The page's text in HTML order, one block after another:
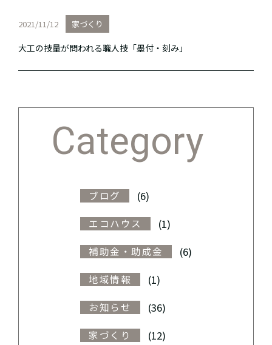
2021/11/12 家づくり
大工の技量が問われる職人技「墨付・刻み」
Category
ブログ (6)
エコハウス (1)
補助金・助成金 (6)
地域情報 (1)
お知らせ (36)
家づくり (12)